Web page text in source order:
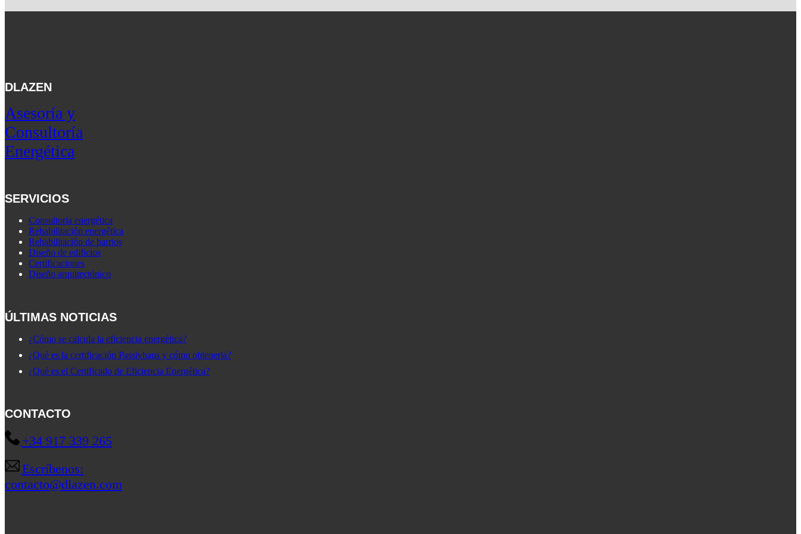
DLAZEN
Asesoría y
Consultoría
Energética
SERVICIOS
Consultoría energética
Rehabilitación energética
Rehabilitación de barrios
Diseño de edificios
Certificaciones
Diseño arquitectónico
ÚLTIMAS NOTICIAS
¿Cómo se calcula la eficiencia energética?
¿Qué es la certificación Passivhaus y cómo obtenerla?
¿Qué es el Certificado de Eficiencia Energética?
CONTACTO
+34 917 339 265
Escríbenos:
contacto@dlazen.com